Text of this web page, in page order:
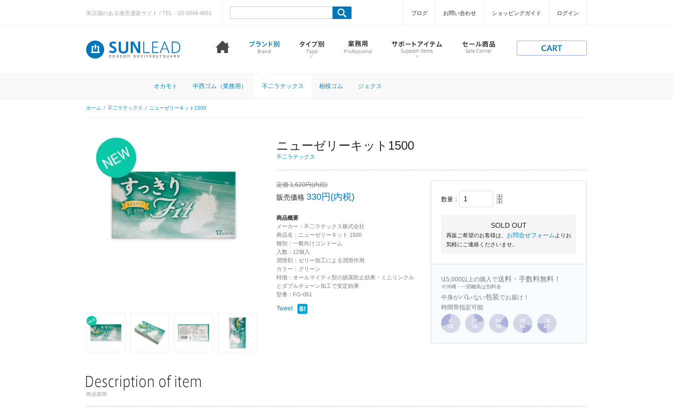
実店舗のある激安通販サイト / TEL：03-5849-4651 ブログ お問い合わせ ショッピングガイド ログイン
オカモト 中西ゴム（業務用） 不二ラテックス 相模ゴム ジェクス
ホーム / 不二ラテックス / ニューゼリーキット1500
ニューゼリーキット1500
不二ラテックス
定価 1,620円(内税)
販売価格 330円(内税)
商品概要
メーカー：不二ラテックス株式会社
商品名：ニューゼリーキット 1500
種別：一般向けコンドーム
入数：12個入
潤滑剤：ゼリー加工による潤滑作用
カラー：グリーン
特徴：オールマイティ型の脱落防止効果・ミニリンクル
とダブルチェーン加工で安定効果
型番：FG-051
Tweet
数量：
SOLD OUT
再販ご希望のお客様は、 お問合せフォーム よりお
気軽にご連絡くださいませ。
\15,000以上の購入で送料・手数料無料！
※沖縄・一部離島は別料金
中身がバレ ない包装でお届け！
時間帯指定可能